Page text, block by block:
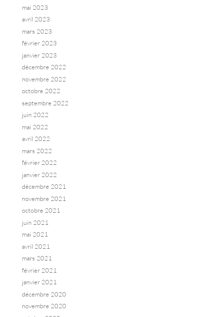
mai 2023
avril 2023
mars 2023
février 2023
janvier 2023
décembre 2022
novembre 2022
octobre 2022
septembre 2022
juin 2022
mai 2022
avril 2022
mars 2022
février 2022
janvier 2022
décembre 2021
novembre 2021
octobre 2021
juin 2021
mai 2021
avril 2021
mars 2021
février 2021
janvier 2021
décembre 2020
novembre 2020